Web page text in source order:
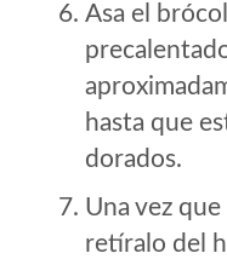
Asa el
hasta que
dorados.
Una vez
retíralo del